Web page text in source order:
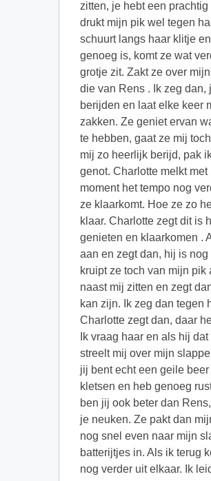
zitten, je hebt een
drukt mijn pik wel tegen
schuurt langs haar klitje
genoeg is, komt ze wat
grotje zit. Zakt ze over
die van Rens . Ik zeg
berijden en laat elke keer
zakken. Ze geniet ervan
te hebben, gaat ze mij
mij zo heerlijk berijd, pak
genot. Charlotte melkt
moment het tempo nog
ze klaarkomt. Hoe ze zo
klaar. Charlotte zegt dit is
genieten en klaarkomen .
aan en zegt dan, hij is
kruipt ze toch van mijn
naast mij zitten en zegt
kan zijn. Ik zeg dan tegen
Charlotte zegt dan, daar
Ik vraag haar en als hij
streelt mij over mijn
jij bent echt een geile
kletsen en heb genoeg
ben jij ook beter dan
je neuken. Ze pakt dan
nog snel even naar mijn
batterijtjes in. Als ik terug
nog verder uit elkaar. Ik